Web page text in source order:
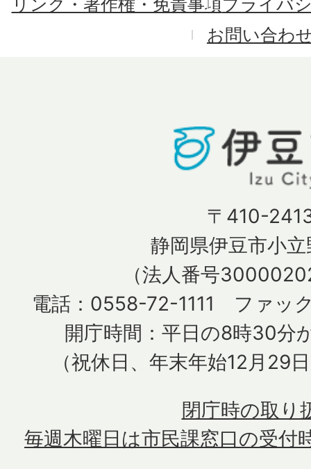
リンク・著作権・免責事項プライバ
お問い合わ
〒410-
静岡県伊豆市小
（法人番号
電話：0558-72-1111 ファッ
開庁時間：平日の8時30分
（祝休日、年末年始12月29
毎週木曜日は市民課窓口の受付
閉庁時の取り